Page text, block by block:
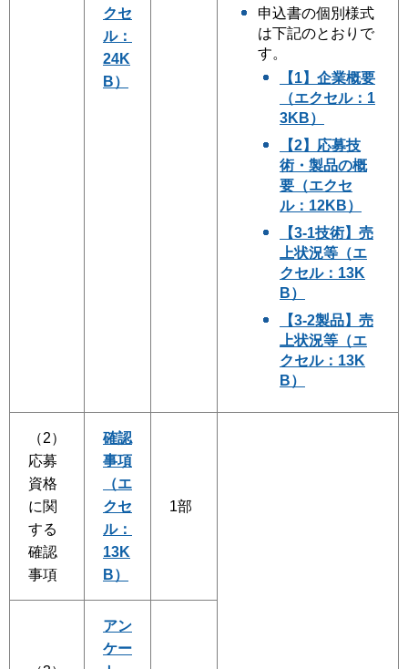
クセ
ル：
24K
B）
申込書の個別様式
は下記のとおりで
す。
【1】企業概要
（エクセル：1
3KB）
【2】応募技
術・製品の概
要（エクセ
ル：12KB）
【3-1技術】売
上状況等（エ
クセル：13K
B）
【3-2製品】売
上状況等（エ
クセル：13K
B）
（2）
応募
資格
に関
する
確認
事項
確認
事項
（エ
クセ
ル：
13K
B）
1部
アン
ケー